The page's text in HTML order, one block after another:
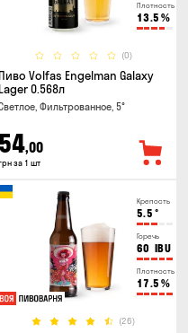
Плотность
13.5 %
(0)
Пиво Volfas Engelman Galaxy
Lager 0.568л
Фильтрованное, 5°
54,00
за 1 шт
Крепость
5.5 °
Горечь
60 IBU
Плотность
17.5 %
(26)